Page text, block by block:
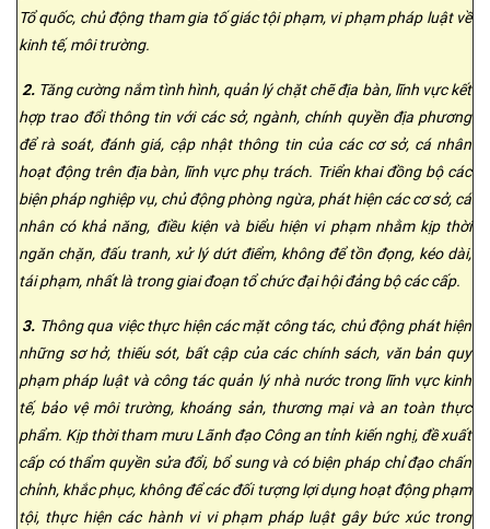
Tổ quốc, chủ động tham gia tố giác tội phạm, vi phạm pháp luật về
kinh tế, môi trường.
2. Tăng cường nắm tình hình, quản lý chặt chẽ địa bàn, lĩnh vực kết
hợp trao đổi thông tin với các sở, ngành, chính quyền địa phương
để rà soát, đánh giá, cập nhật thông tin của các cơ sở, cá nhân
hoạt động trên địa bàn, lĩnh vực phụ trách. Triển khai đồng bộ các
biện pháp nghiệp vụ, chủ động phòng ngừa, phát hiện các cơ sở, cá
nhân có khả năng, điều kiện và biểu hiện vi phạm nhằm kịp thời
ngăn chặn, đấu tranh, xử lý dứt điểm, không để tồn đọng, kéo dài,
tái phạm, nhất là trong giai đoạn tổ chức đại hội đảng bộ các cấp.
3. Thông qua việc thực hiện các mặt công tác, chủ động phát hiện
những sơ hở, thiếu sót, bất cập của các chính sách, văn bản quy
phạm pháp luật và công tác quản lý nhà nước trong lĩnh vực kinh
tế, bảo vệ môi trường, khoáng sản, thương mại và an toàn thực
phẩm. Kịp thời tham mưu Lãnh đạo Công an tỉnh kiến nghị, đề xuất
cấp có thẩm quyền sửa đổi, bổ sung và có biện pháp chỉ đạo chấn
chỉnh, khắc phục, không để các đối tượng lợi dụng hoạt động phạm
tội, thực hiện các hành vi vi phạm pháp luật gây bức xúc trong